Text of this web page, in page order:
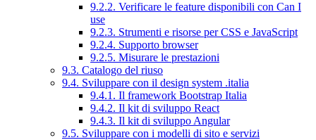
9.2.2. Verificare le feature disponibili con Can I
use
9.2.3. Strumenti e risorse per CSS e JavaScript
9.2.4. Supporto browser
9.2.5. Misurare le prestazioni
9.3. Catalogo del riuso
9.4. Sviluppare con il design system .italia
9.4.1. Il framework Bootstrap Italia
9.4.2. Il kit di sviluppo React
9.4.3. Il kit di sviluppo Angular
9.5. Sviluppare con i modelli di sito e servizi